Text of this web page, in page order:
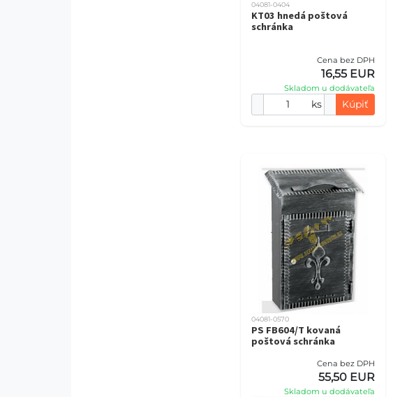
04081-0404
KT03 hnedá poštová
schránka
Cena bez DPH
16,55 EUR
Skladom u dodávateľa
ks Kúpiť
04081-0570
PS FB604/T kovaná
poštová schránka
Cena bez DPH
55,50 EUR
Skladom u dodávateľa